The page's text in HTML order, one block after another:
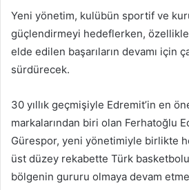
Yeni yönetim, kulübün sportif ve
güçlendirmeyi hedeflerken,
elde edilen başarıların devamı için
sürdürecek.
30 yıllık geçmişiyle Edremit’in en
markalarından biri olan Ferhatoğlu
Gürespor, yeni yönetimiyle birlikte
üst düzey rekabette Türk
bölgenin gururu olmaya devam